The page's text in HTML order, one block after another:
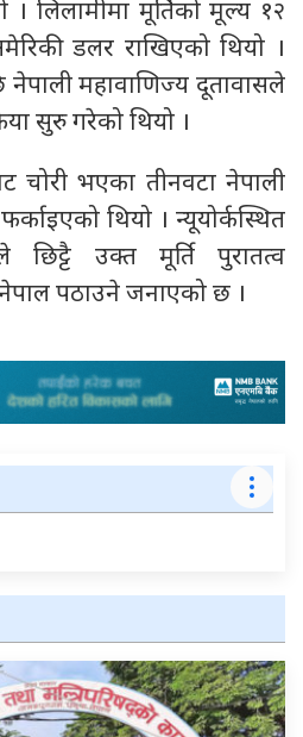
। लिलामीमा मूर्तिको मूल्य १२
डलर राखिएको थियो ।
नेपाली महावाणिज्य दूतावासले
सुरु गरेको थियो ।
चोरी भएका तीनवटा नेपाली
थियो । न्यूयोर्कस्थित
छिट्टै उक्त मूर्ति पुरातत्व
पठाउने जनाएको छ ।